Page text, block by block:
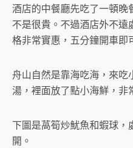
酒店的中餐廳先吃了一頓晚
不是很貴。不過酒店外不
格非常實惠，五分鐘開車即
舟山自然是靠海吃海，來
湯，裡面放了點小海鮮，非
下圖是萵筍炒魷魚和蝦球
開。